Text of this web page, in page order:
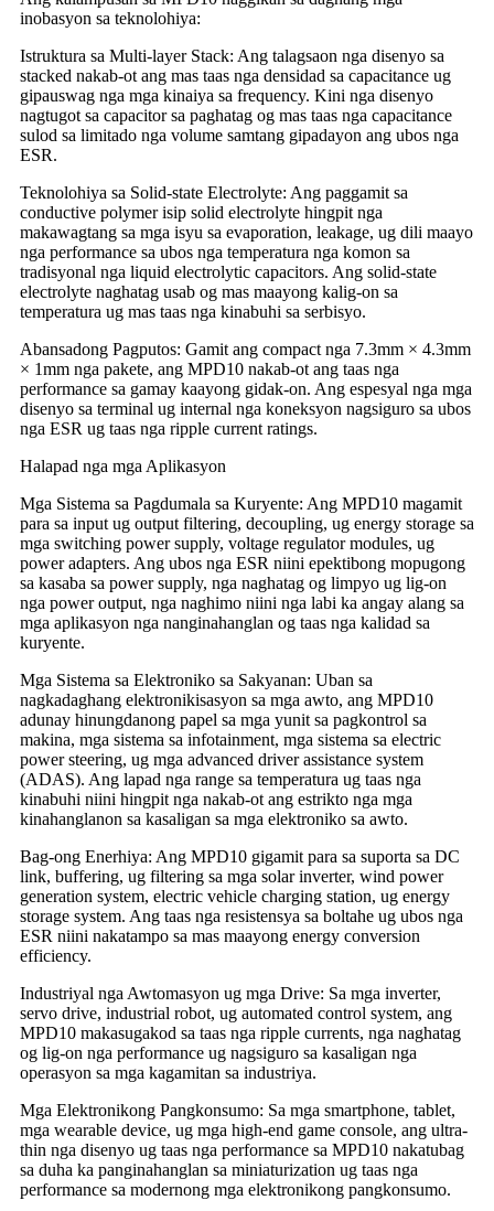
inobasyon sa teknolohiya:
Istruktura sa Multi-layer Stack: Ang talagsaon nga disenyo sa
stacked nakab-ot ang mas taas nga densidad sa capacitance ug
gipauswag nga mga kinaiya sa frequency. Kini nga disenyo
nagtugot sa capacitor sa paghatag og mas taas nga capacitance
sulod sa limitado nga volume samtang gipadayon ang ubos nga
ESR.
Teknolohiya sa Solid-state Electrolyte: Ang paggamit sa
conductive polymer isip solid electrolyte hingpit nga
makawagtang sa mga isyu sa evaporation, leakage, ug dili maayo
nga performance sa ubos nga temperatura nga komon sa
tradisyonal nga liquid electrolytic capacitors. Ang solid-state
electrolyte naghatag usab og mas maayong kalig-on sa
temperatura ug mas taas nga kinabuhi sa serbisyo.
Abansadong Pagputos: Gamit ang compact nga 7.3mm × 4.3mm
× 1mm nga pakete, ang MPD10 nakab-ot ang taas nga
performance sa gamay kaayong gidak-on. Ang espesyal nga mga
disenyo sa terminal ug internal nga koneksyon nagsiguro sa ubos
nga ESR ug taas nga ripple current ratings.
Halapad nga mga Aplikasyon
Mga Sistema sa Pagdumala sa Kuryente: Ang MPD10 magamit
para sa input ug output filtering, decoupling, ug energy storage sa
mga switching power supply, voltage regulator modules, ug
power adapters. Ang ubos nga ESR niini epektibong mopugong
sa kasaba sa power supply, nga naghatag og limpyo ug lig-on
nga power output, nga naghimo niini nga labi ka angay alang sa
mga aplikasyon nga nanginahanglan og taas nga kalidad sa
kuryente.
Mga Sistema sa Elektroniko sa Sakyanan: Uban sa
nagkadaghang elektronikisasyon sa mga awto, ang MPD10
adunay hinungdanong papel sa mga yunit sa pagkontrol sa
makina, mga sistema sa infotainment, mga sistema sa electric
power steering, ug mga advanced driver assistance system
(ADAS). Ang lapad nga range sa temperatura ug taas nga
kinabuhi niini hingpit nga nakab-ot ang estrikto nga mga
kinahanglanon sa kasaligan sa mga elektroniko sa awto.
Bag-ong Enerhiya: Ang MPD10 gigamit para sa suporta sa DC
link, buffering, ug filtering sa mga solar inverter, wind power
generation system, electric vehicle charging station, ug energy
storage system. Ang taas nga resistensya sa boltahe ug ubos nga
ESR niini nakatampo sa mas maayong energy conversion
efficiency.
Industriyal nga Awtomasyon ug mga Drive: Sa mga inverter,
servo drive, industrial robot, ug automated control system, ang
MPD10 makasugakod sa taas nga ripple currents, nga naghatag
og lig-on nga performance ug nagsiguro sa kasaligan nga
operasyon sa mga kagamitan sa industriya.
Mga Elektronikong Pangkonsumo: Sa mga smartphone, tablet,
mga wearable device, ug mga high-end game console, ang ultra-
thin nga disenyo ug taas nga performance sa MPD10 nakatubag
sa duha ka panginahanglan sa miniaturization ug taas nga
performance sa modernong mga elektronikong pangkonsumo.